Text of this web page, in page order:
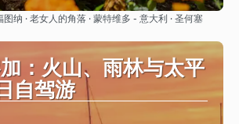
看到
图纳 · 老女人的角落 · 蒙特维多 - 意大利 · 圣何塞
：火山、雨林与太平
自驾游